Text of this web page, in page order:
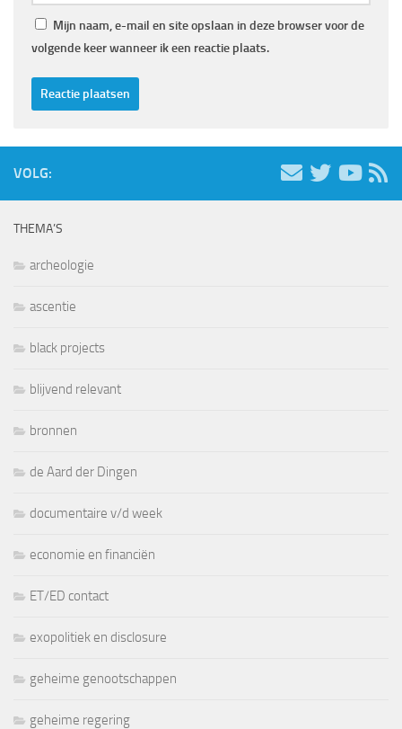
Mijn naam, e-mail en site opslaan in deze browser voor de
volgende keer wanneer ik een reactie plaats.
VOLG:
THEMA’S
archeologie
ascentie
black projects
blijvend relevant
bronnen
de Aard der Dingen
documentaire v/d week
economie en financiën
ET/ED contact
exopolitiek en disclosure
geheime genootschappen
geheime regering